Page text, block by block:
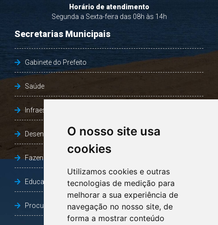
O nosso site usa
cookies
Utilizamos cookies e outras
tecnologias de medição para
melhorar a sua experiência de
navegação no nosso site, de
forma a mostrar conteúdo
Horário de atendimento
Segunda a Sexta-feira das 08h às 14h
Secretarias Municipais
Gabinete do Prefeito
Saúde
Infraestrutura, Agricultura e Meio Ambiente
Desenvolvimento Social
Fazenda e Desenvolvimento Econômico
Educação
Procuradoria Geral do Município